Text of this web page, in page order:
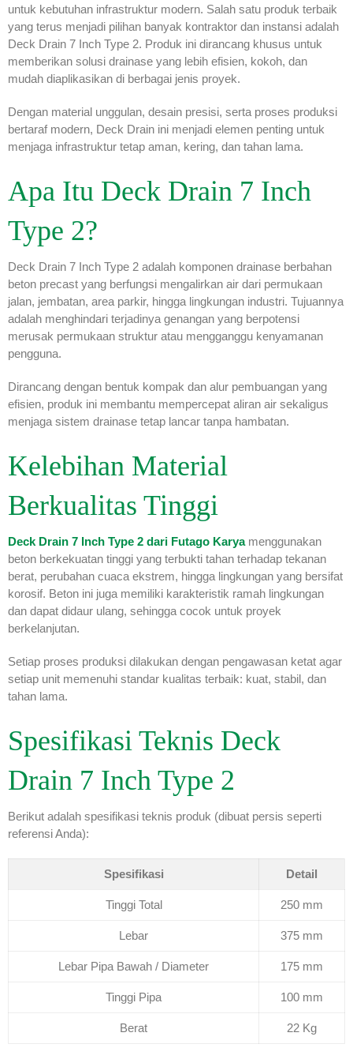
untuk kebutuhan infrastruktur modern. Salah satu produk terbaik
yang terus menjadi pilihan banyak kontraktor dan instansi adalah
Deck Drain 7 Inch Type 2. Produk ini dirancang khusus untuk
memberikan solusi drainase yang lebih efisien, kokoh, dan
mudah diaplikasikan di berbagai jenis proyek.
Dengan material unggulan, desain presisi, serta proses produksi
bertaraf modern, Deck Drain ini menjadi elemen penting untuk
menjaga infrastruktur tetap aman, kering, dan tahan lama.
Apa Itu Deck Drain 7 Inch
Type 2?
Deck Drain 7 Inch Type 2 adalah komponen drainase berbahan
beton precast yang berfungsi mengalirkan air dari permukaan
jalan, jembatan, area parkir, hingga lingkungan industri. Tujuannya
adalah menghindari terjadinya genangan yang berpotensi
merusak permukaan struktur atau mengganggu kenyamanan
pengguna.
Dirancang dengan bentuk kompak dan alur pembuangan yang
efisien, produk ini membantu mempercepat aliran air sekaligus
menjaga sistem drainase tetap lancar tanpa hambatan.
Kelebihan Material
Berkualitas Tinggi
Deck Drain 7 Inch Type 2 dari Futago Karyamenggunakan
beton berkekuatan tinggi yang terbukti tahan terhadap tekanan
berat, perubahan cuaca ekstrem, hingga lingkungan yang bersifat
korosif. Beton ini juga memiliki karakteristik ramah lingkungan
dan dapat didaur ulang, sehingga cocok untuk proyek
berkelanjutan.
Setiap proses produksi dilakukan dengan pengawasan ketat agar
setiap unit memenuhi standar kualitas terbaik: kuat, stabil, dan
tahan lama.
Spesifikasi Teknis Deck
Drain 7 Inch Type 2
Berikut adalah spesifikasi teknis produk (dibuat persis seperti
referensi Anda):
Spesifikasi Detail
Tinggi Total 250 mm
Lebar 375 mm
Lebar Pipa Bawah / Diameter 175 mm
Tinggi Pipa 100 mm
Berat 22 Kg